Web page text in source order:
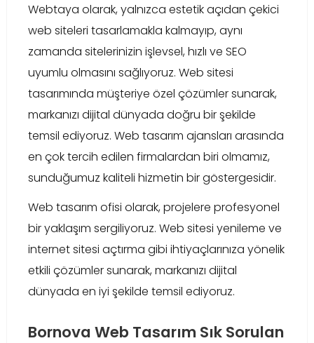
Webtaya olarak, yalnızca estetik açıdan çekici
web siteleri tasarlamakla kalmayıp, aynı
zamanda sitelerinizin işlevsel, hızlı ve SEO
uyumlu olmasını sağlıyoruz. Web sitesi
tasarımında müşteriye özel çözümler sunarak,
markanızı dijital dünyada doğru bir şekilde
temsil ediyoruz. Web tasarım ajansları arasında
en çok tercih edilen firmalardan biri olmamız,
sunduğumuz kaliteli hizmetin bir göstergesidir.
Web tasarım ofisi olarak, projelere profesyonel
bir yaklaşım sergiliyoruz. Web sitesi yenileme ve
internet sitesi açtırma gibi ihtiyaçlarınıza yönelik
etkili çözümler sunarak, markanızı dijital
dünyada en iyi şekilde temsil ediyoruz.
Bornova Web Tasarım Sık Sorulan